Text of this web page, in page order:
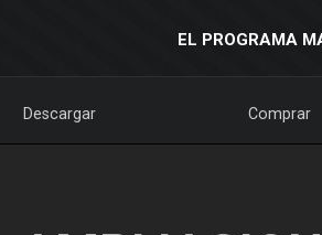
EL PROGRAMA
Descargar Comprar